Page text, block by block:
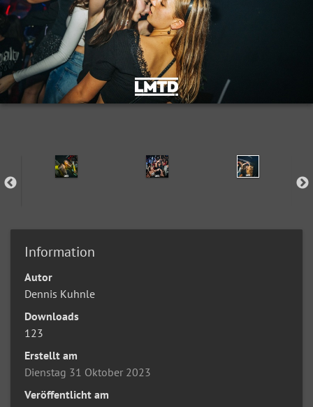
Information
Autor
Dennis Kuhnle
Downloads
123
Erstellt am
Dienstag 31 Oktober 2023
Veröffentlicht am